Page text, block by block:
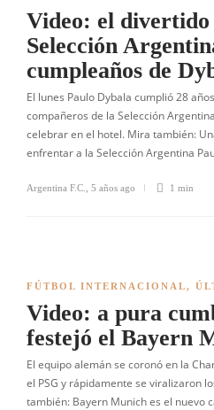
Video: el divertido
Selección
cumpleaños de
El lunes Paulo Dybala cumplió 28
compañeros de la Selección
celebrar en el hotel. Mira también:
enfrentar a la Selección Argentina
Argentina F.C. 5 años ago 1 min
FÚTBOL INTERNACIONAL,
Video: a pura
festejó el Bayern
El equipo alemán se coronó en la
el PSG y rápidamente se viralizaron
también: Bayern Munich es el nuevo